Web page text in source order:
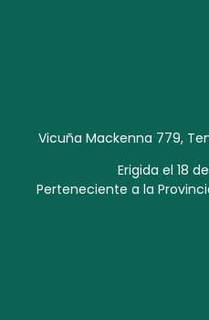
Vicuña Mackenna 779,
Erigida el 18
Perteneciente a la